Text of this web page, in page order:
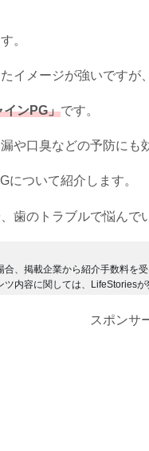
。
イメージが強いですが、
インPG」です。
や口臭などの予防にも
について紹介します。
歯のトラブルで悩んで
、掲載企業から紹介手数料を
内容に関しては、LifeStories
スポンサ